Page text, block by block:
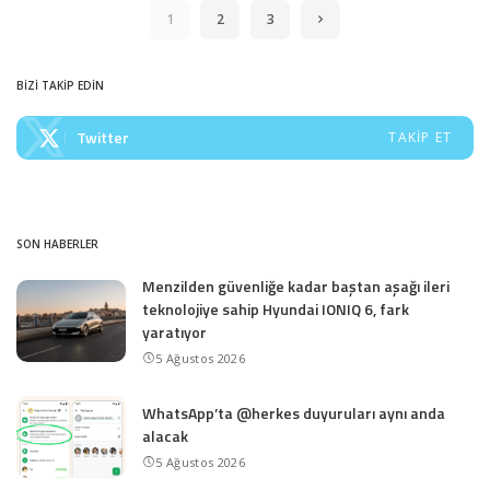
1 2 3
BİZİ TAKİP EDİN
Twitter TAKIP ET
SON HABERLER
Menzilden güvenliğe kadar baştan aşağı ileri
teknolojiye sahip Hyundai IONIQ 6, fark
yaratıyor
5 Ağustos 2026
WhatsApp’ta @herkes duyuruları aynı anda
alacak
5 Ağustos 2026